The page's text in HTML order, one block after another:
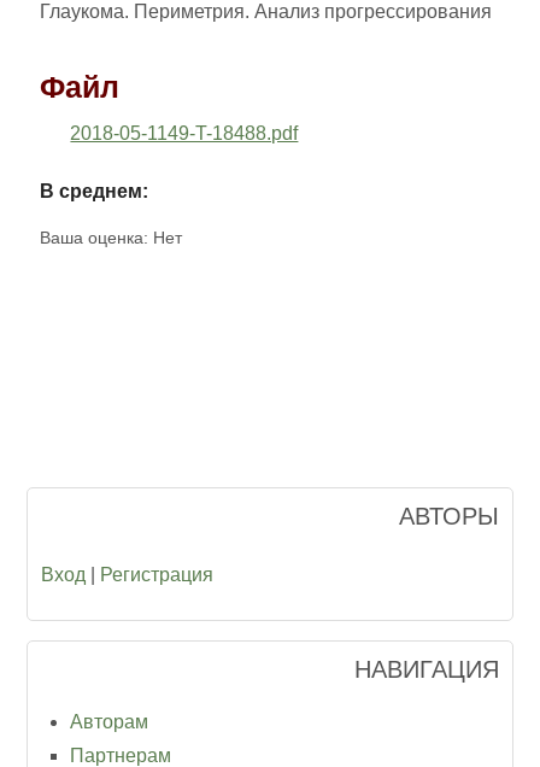
Глаукома. Периметрия. Анализ прогрессирования
Файл
2018-05-1149-T-18488.pdf
В среднем:
Ваша оценка: Нет
АВТОРЫ
Вход Регистрация
НАВИГАЦИЯ
Авторам
Партнерам